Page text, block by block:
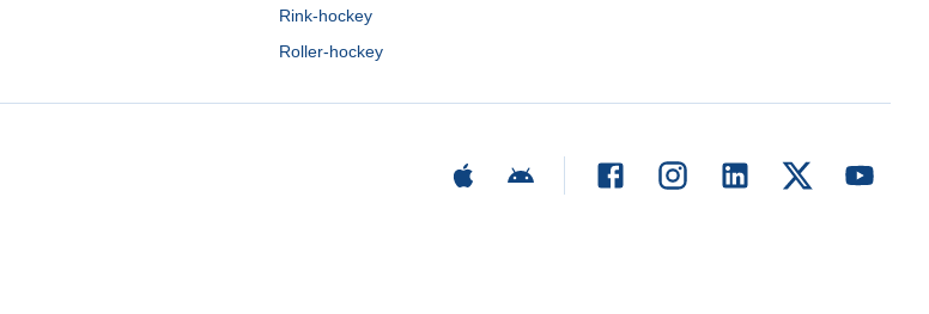
Rink-hockey
Roller-hockey